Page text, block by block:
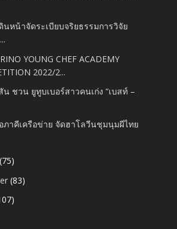
นหน้าจัดระเบียบจริยธรรมการวิจัย
YOUNG CHEF ACADEMY
2022/2...
ชวน ยูทูบเบอร์สาวคนเก่ง “เบสท์ –
ภาคีเครือข่าย จัดฮาโลวีนชุมนุมผีไทย
(75)
(83)